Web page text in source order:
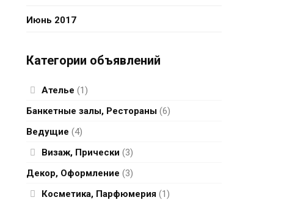
Июнь 2017
Категории объявлений
Ателье (1)
Банкетные залы, Рестораны (6)
Ведущие (4)
Визаж, Прически (3)
Декор, Оформление (3)
Косметика, Парфюмерия (1)